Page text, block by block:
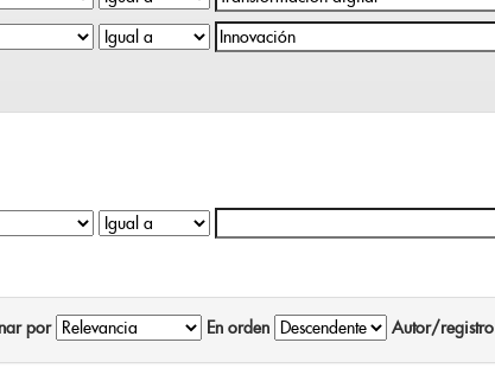
por En orden Autor/registro